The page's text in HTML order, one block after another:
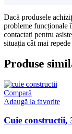
Dacă produsele
probleme funcționale
contactați pentru
situația cât mai
Produse
Compară
Adaugă la favorite
Cuie constructii,